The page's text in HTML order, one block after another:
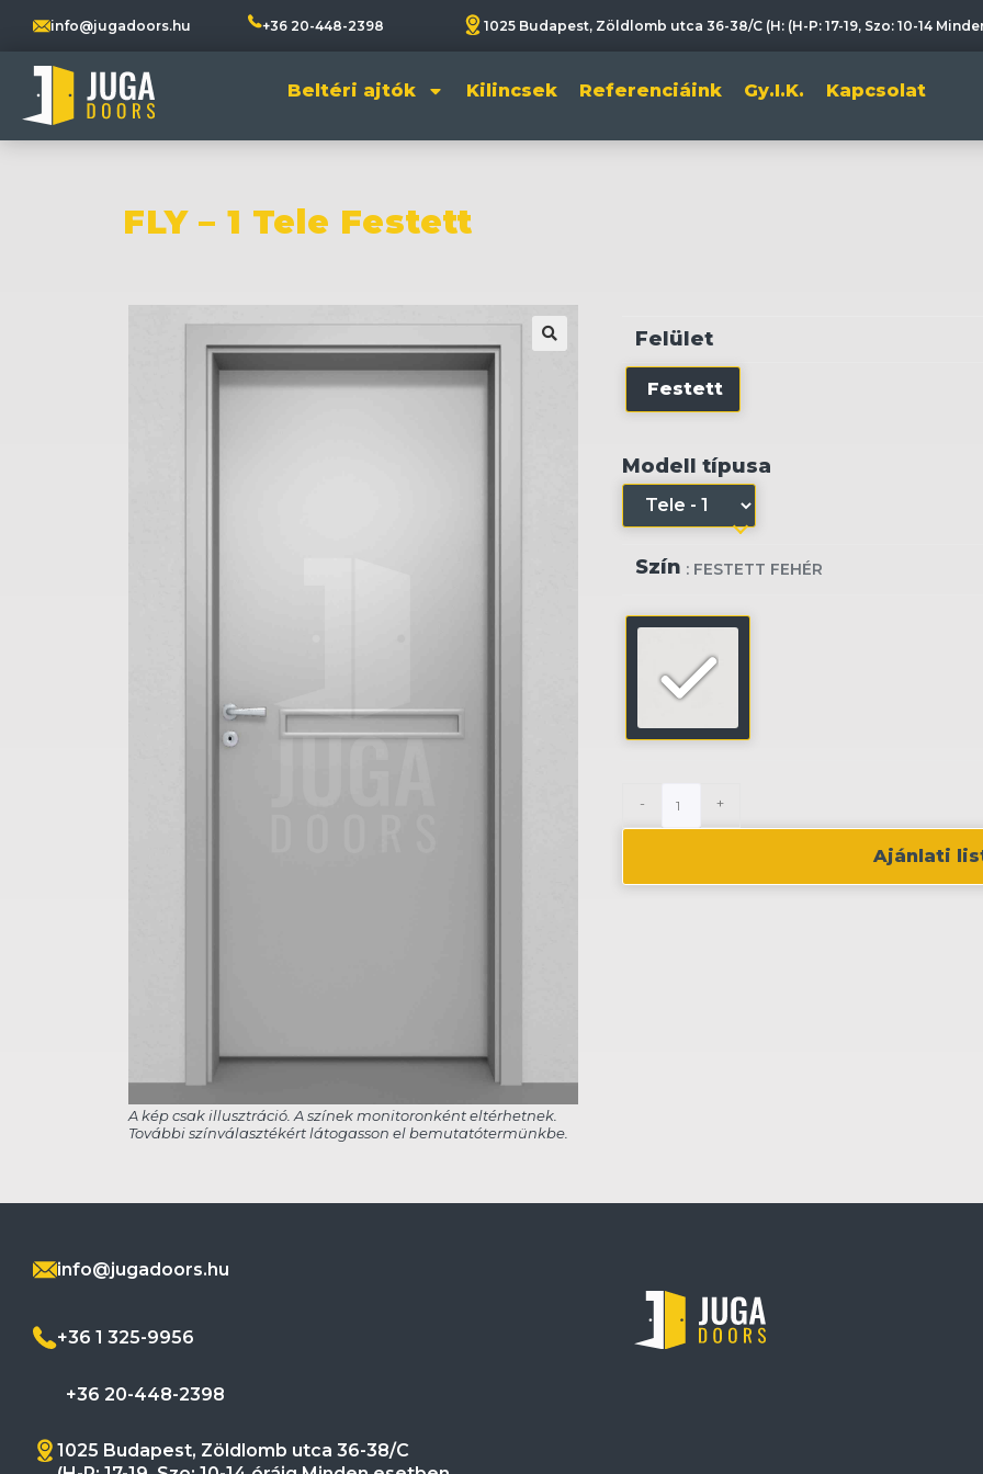
info@jugadoors.hu +36 20-448-2398 1025 Budapest, Zöldlomb utca 36-38/C (H: (H-P: 17-19, Szo: 10-14
Beltéri ajtók Kilincsek Referenciáink Gy.I.K. Kapcsolat
FLY – 1 Tele Festett
Felület
Festett
Modell típusa
Szín : FESTETT FEHÉR
- +
Ajánlati
info@jugadoors.hu
+36 1 325-9956
+36 20-448-2398
1025 Budapest, Zöldlomb utca 36-38/C